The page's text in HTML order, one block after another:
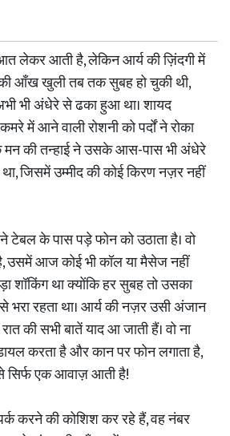
लेकर आती है, लेकिन आर्य की ज़िंदगी में
आँख खुली तब तक सुबह हो चुकी थी,
भी अंधेरे से ढका हुआ था। शायद
में आने वाली रोशनी को पर्दों ने रोका
की तन्हाई ने उसके आस-पास भी अंधेरे
जिसमें उम्मीद की कोई किरण नज़र नहीं
के पास पड़े फोन को उठाता है। वो
उसमें आज कोई भी कॉल या मैसेज नहीं
शॉकिंग था क्योंकि हर सुबह तो उसका
रहता था। आर्य की नज़र उसी अंजान
की सभी बातें याद आ जाती हैं। वो ना
करता है और कान पर फोन लगाता है,
सिर्फ एक आवाज़ आती है!
करने की कोशिश कर रहे हैं, वह नंबर